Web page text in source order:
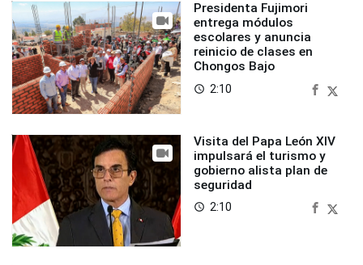
Presidenta Fujimori
entrega módulos
escolares y anuncia
reinicio de clases en
Chongos Bajo
access_time 2:10
Visita del Papa León XIV
impulsará el turismo y
gobierno alista plan de
seguridad
access_time 2:10